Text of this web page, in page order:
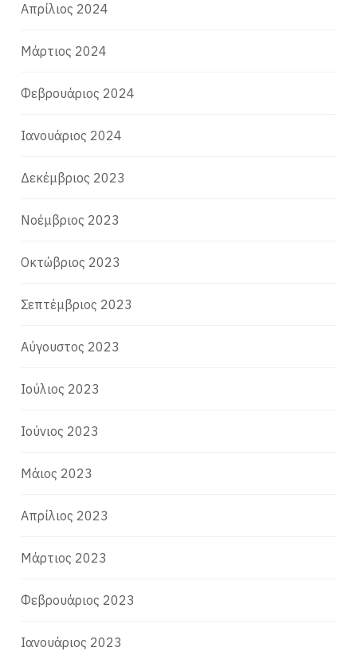
Απρίλιος 2024
Μάρτιος 2024
Φεβρουάριος 2024
Ιανουάριος 2024
Δεκέμβριος 2023
Νοέμβριος 2023
Οκτώβριος 2023
Σεπτέμβριος 2023
Αύγουστος 2023
Ιούλιος 2023
Ιούνιος 2023
Μάιος 2023
Απρίλιος 2023
Μάρτιος 2023
Φεβρουάριος 2023
Ιανουάριος 2023